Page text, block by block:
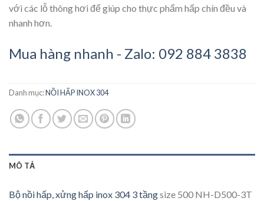
với các lỗ thông hơi để giúp cho thực phẩm hấp chín đều và
nhanh hơn.
Mua hàng nhanh - Zalo: 092 884 3838
Danh mục:NỒI HẤP INOX 304
MÔ TẢ
Bộ nồi hấp, xửng hấp inox 304 3 tầngsize 500 NH-D500-3T